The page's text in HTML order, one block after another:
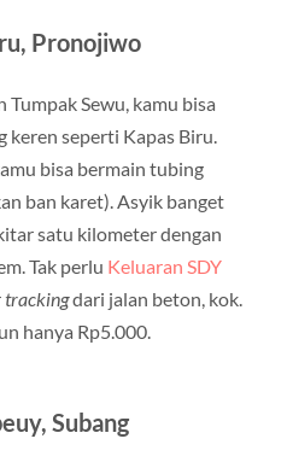
Pronojiwo
Tumpak Sewu, kamu bisa
seperti Kapas Biru.
bisa bermain tubing
ban karet). Asyik banget
satu kilometer dengan
Tak perlu Keluaran SDY
trackingdari jalan beton, kok.
hanya Rp5.000.
Subang